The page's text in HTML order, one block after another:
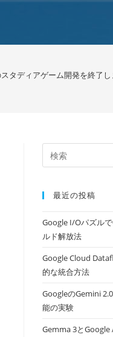
タディアゲーム開発を終了
最近の投稿
Google I/Oパズル
ルド解放法
Google Cloud
的な統合方法
GoogleのGemini
能の実験
Gemma 3とGoogle